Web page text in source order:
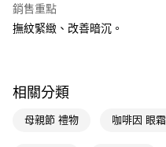
悠遊付
相關說明
【關於「AFTEE先享後付」】
即享券
銷售重點
撫紋緊緻、改善暗沉。
相關分類
母親節 禮物 咖啡因 眼霜